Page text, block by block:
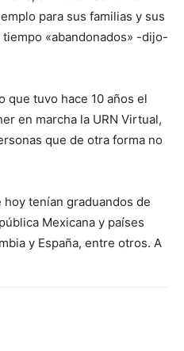
para sus familias y sus
«abandonados» -dijo-
que tuvo hace 10 años el
en marcha la URN Virtual,
que de otra forma no
tenían graduandos de
Mexicana y países
y España, entre otros. A